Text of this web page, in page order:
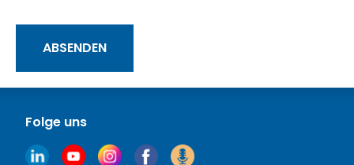
Folge uns
ABSENDEN